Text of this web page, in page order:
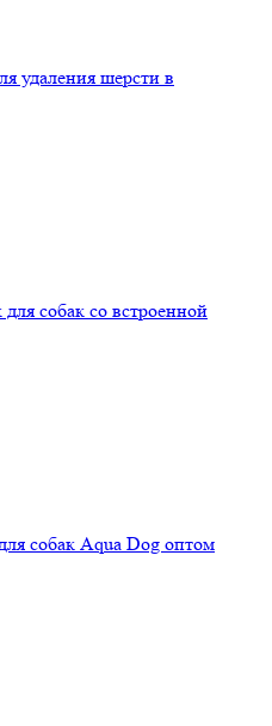
удаления шерсти в
собак со встроенной
собак Aqua Dog оптом